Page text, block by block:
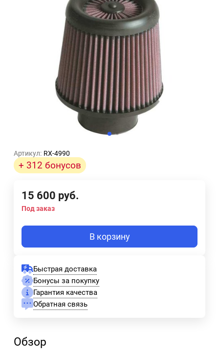
Артикул: RX-4990
+ 312 бонусов
15 600 руб.
Под заказ
В корзину
Быстрая доставка
Бонусы за покупку
Гарантия качества
Обратная связь
Обзор